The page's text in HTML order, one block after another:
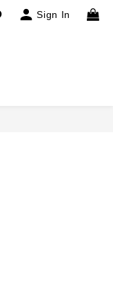
Sign In